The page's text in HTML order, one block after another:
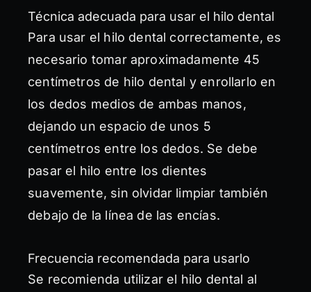
Técnica adecuada para usar el hilo dental
Para usar el hilo dental correctamente, es
necesario tomar aproximadamente 45
centímetros de hilo dental y enrollarlo en
los dedos medios de ambas manos,
dejando un espacio de unos 5
centímetros entre los dedos. Se debe
pasar el hilo entre los dientes
suavemente, sin olvidar limpiar también
debajo de la línea de las encías.
Frecuencia recomendada para usarlo
Se recomienda utilizar el hilo dental al